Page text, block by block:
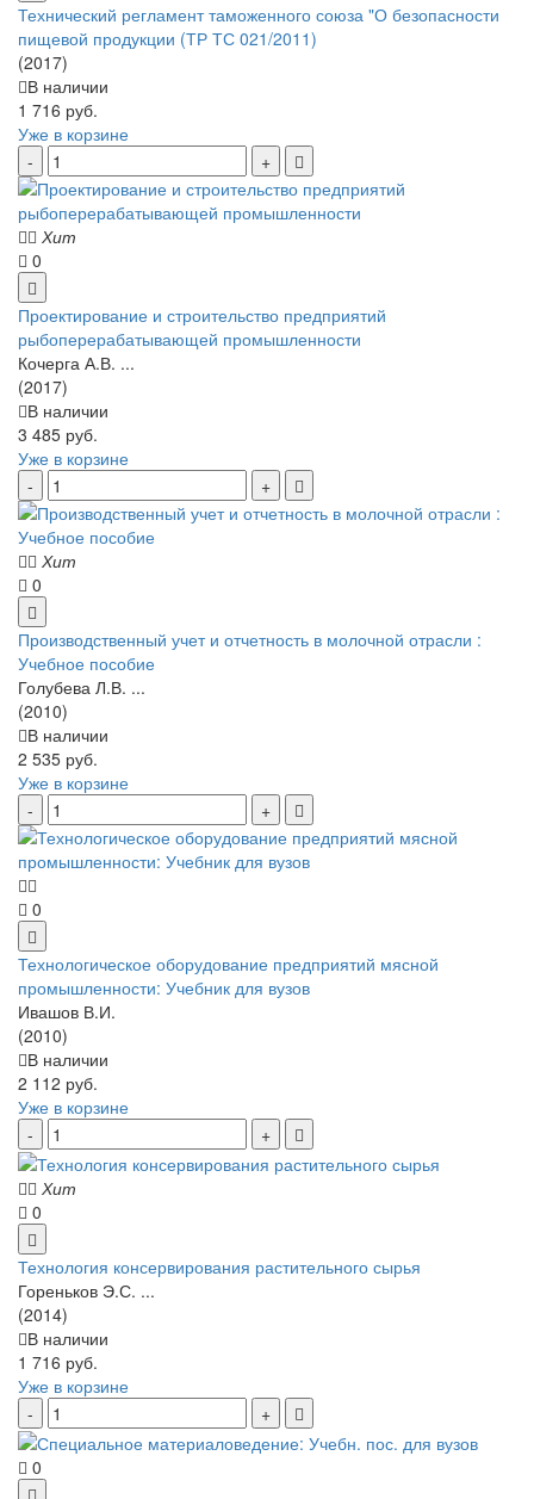
Технический регламент таможенного союза "О безопасности
пищевой продукции (ТР ТС 021/2011)
(2017)
В наличии
1 716 руб.
Уже в корзине
Хит
0
Проектирование и строительство предприятий
рыбоперерабатывающей промышленности
Кочерга А.В. ...
(2017)
В наличии
3 485 руб.
Уже в корзине
Хит
0
Производственный учет и отчетность в молочной отрасли :
Учебное пособие
Голубева Л.В. ...
(2010)
В наличии
2 535 руб.
Уже в корзине
0
Технологическое оборудование предприятий мясной
промышленности: Учебник для вузов
Ивашов В.И.
(2010)
В наличии
2 112 руб.
Уже в корзине
Хит
0
Технология консервирования растительного сырья
Гореньков Э.С. ...
(2014)
В наличии
1 716 руб.
Уже в корзине
0